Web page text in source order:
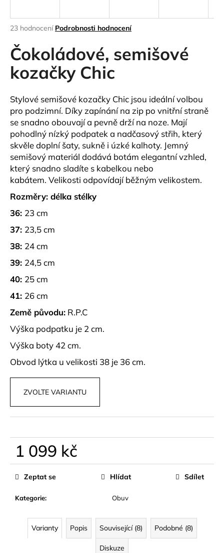
Průměrné
produktu
je
4,0
hvězdiček.
23 hodnocení Podrobnosti hodnocení
Čokoládové, semišové
kozačky Chic
Stylové semišové kozačky Chic jsou ideální volbou
pro podzimní. Díky zapínání na zip po vnitřní straně
se snadno obouvají a pevně drží na noze. Mají
pohodlný nízký podpatek a nadčasový střih, který
skvěle doplní šaty, sukně i úzké kalhoty. Jemný
semišový materiál dodává botám elegantní vzhled,
který snadno sladíte s kabelkou nebo
kabátem. Velikosti odpovídají běžným velikostem.
Rozměry: délka stélky
36: 23 cm
37: 23,5 cm
38: 24 cm
39: 24,5 cm
40: 25 cm
41: 26 cm
Země původu: R.P.C
Výška podpatku je 2 cm.
Výška boty 42 cm.
Obvod lýtka u velikosti 38 je 36 cm.
ZVOLTE VARIANTU
1 099 kč
Měrná
Kategorie: Obuv
Zeptat se Hlídat Sdílet
Varianty Popis Související (8) Podobné (8)
Diskuze
j
t
?
HLEDAT
D
o
p
o
u
č
u
j
e
m
e
POHODLNÉ
KALHOTY
S
ROZPARKY
WINSLET
499
kč